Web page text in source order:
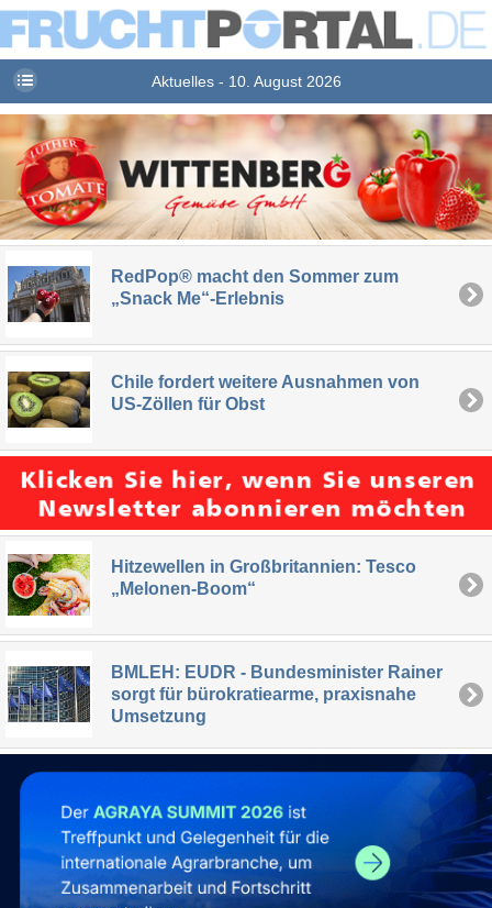
Aktuelles - 10. August 2026
RedPop® macht den Sommer zum
„Snack Me“-Erlebnis
Chile fordert weitere Ausnahmen von
US-Zöllen für Obst
Hitzewellen in Großbritannien: Tesco
„Melonen-Boom“
BMLEH: EUDR - Bundesminister Rainer
sorgt für bürokratiearme, praxisnahe
Umsetzung